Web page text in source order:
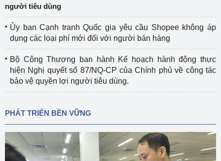
người tiêu dùng
Ủy ban Cạnh tranh Quốc gia yêu cầu Shopee không áp
dụng các loại phí mới đối với người bán hàng
Bộ Công Thương ban hành Kế hoạch hành động thực
hiện Nghị quyết số 87/NQ-CP của Chính phủ về công tác
bảo vệ quyền lợi người tiêu dùng.
PHÁT TRIỂN BỀN VỮNG